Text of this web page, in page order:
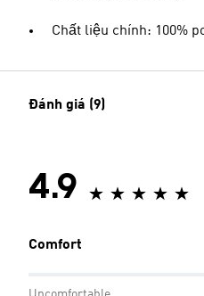
Chất liệu chính: 100%
Đánh giá (9)
4.9
Comfort